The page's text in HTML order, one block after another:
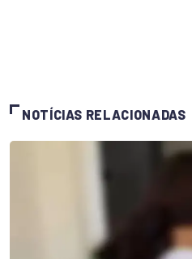
NOTÍCIAS RELACIONADAS